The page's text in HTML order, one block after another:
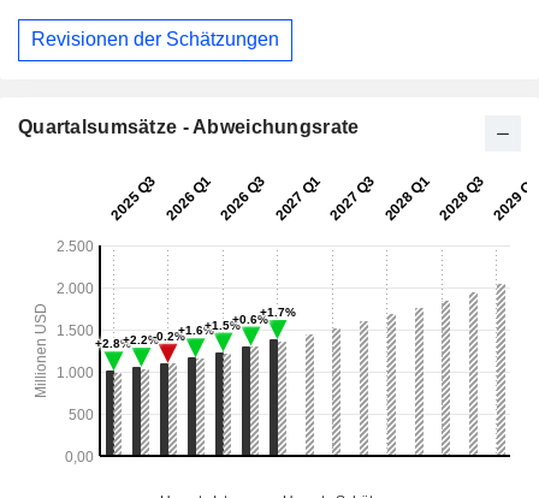
Revisionen der Schätzungen
Quartalsumsätze - Abweichungsrate